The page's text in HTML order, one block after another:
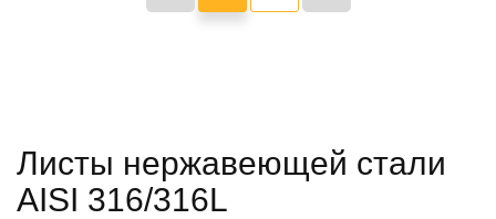
Листы нержавеющей стали
AISI 316/316L